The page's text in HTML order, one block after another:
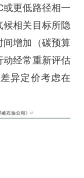
或更低路径相一
相关目标所隐
增加（碳预算
经常重新评估
异定价考虑在